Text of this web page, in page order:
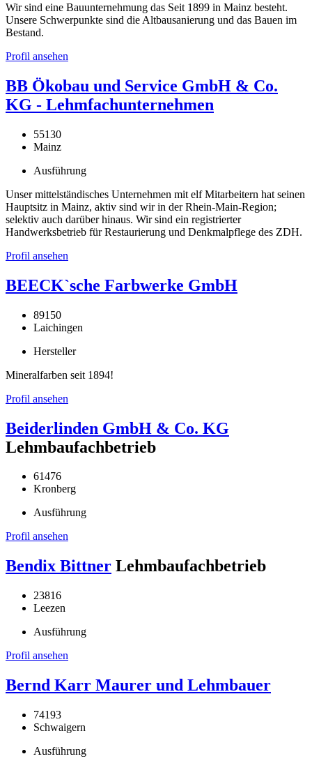
Wir sind eine Bauunternehmung das Seit 1899 in Mainz besteht.
Unsere Schwerpunkte sind die Altbausanierung und das Bauen im
Bestand.
Profil ansehen
BB Ökobau und Service GmbH & Co.
KG - Lehmfachunternehmen
55130
Mainz
Ausführung
Unser mittelständisches Unternehmen mit elf Mitarbeitern hat seinen
Hauptsitz in Mainz, aktiv sind wir in der Rhein-Main-Region;
selektiv auch darüber hinaus. Wir sind ein registrierter
Handwerksbetrieb für Restaurierung und Denkmalpflege des ZDH.
Profil ansehen
BEECK`sche Farbwerke GmbH
89150
Laichingen
Hersteller
Mineralfarben seit 1894!
Profil ansehen
Beiderlinden GmbH & Co. KG
Lehmbaufachbetrieb
61476
Kronberg
Ausführung
Profil ansehen
Bendix Bittner Lehmbaufachbetrieb
23816
Leezen
Ausführung
Profil ansehen
Bernd Karr Maurer und Lehmbauer
74193
Schwaigern
Ausführung